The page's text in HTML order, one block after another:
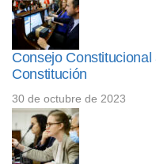
Consejo
Constitución
30 de octubre de 2023